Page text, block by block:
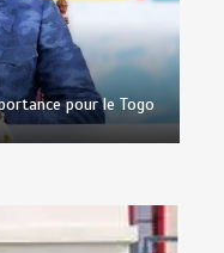
pour le Togo